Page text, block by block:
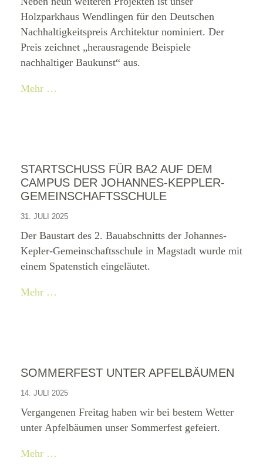
Holzparkhaus Wendlingen für den Deutschen
Nachhaltigkeitspreis Architektur nominiert. Der
Preis zeichnet „herausragende Beispiele
nachhaltiger Baukunst“ aus.
Mehr …
STARTSCHUSS FÜR BA2 AUF DEM
CAMPUS DER JOHANNES-KEPPLER-
GEMEINSCHAFTSSCHULE
31. JULI 2025
Der Baustart des 2. Bauabschnitts der Johannes-
Kepler-Gemeinschaftsschule in Magstadt wurde mit
einem Spatenstich eingeläutet.
Mehr …
SOMMERFEST UNTER APFELBÄUMEN
14. JULI 2025
Vergangenen Freitag haben wir bei bestem Wetter
unter Apfelbäumen unser Sommerfest gefeiert.
Mehr …